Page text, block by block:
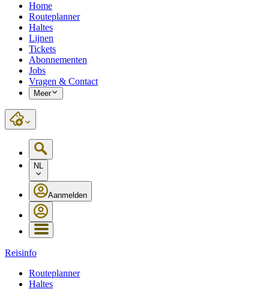
Home
Routeplanner
Haltes
Lijnen
Tickets
Abonnementen
Jobs
Vragen & Contact
Meer
NL
Aanmelden
Reisinfo
Routeplanner
Haltes